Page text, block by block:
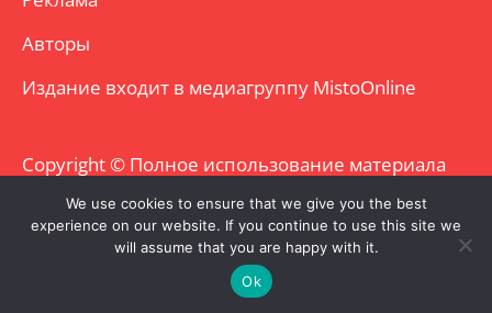
Авторы
Издание входит в медиагруппу MistoOnline
Copyright © Полное использование материала
запрещено. Частично разрешено с
гиперссылкой.
We use cookies to ensure that we give you the best
experience on our website. If you continue to use this site we
will assume that you are happy with it.
Ok